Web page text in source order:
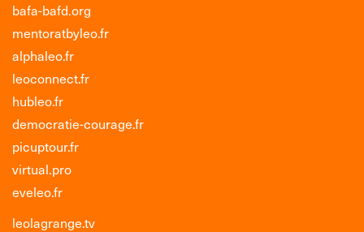
bafa-bafd.org
mentoratbyleo.fr
alphaleo.fr
leoconnect.fr
hubleo.fr
democratie-courage.fr
picuptour.fr
virtual.pro
eveleo.fr
leolagrange.tv